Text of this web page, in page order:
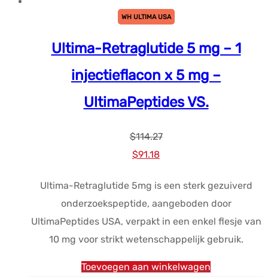
WH ULTIMA USA
Ultima-Retraglutide 5 mg – 1
injectieflacon x 5 mg –
UltimaPeptides VS.
$114.27
Oorspronkelijke
was:
$114.27.
$91.18Huidige
is:
$91.18.
Ultima-Retraglutide 5mg is een sterk gezuiverd
onderzoekspeptide, aangeboden door
UltimaPeptides USA, verpakt in een enkel flesje van
10 mg voor strikt wetenschappelijk gebruik.
Toevoegen aan winkelwagen